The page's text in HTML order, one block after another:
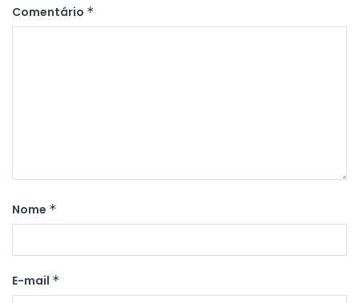
Comentário *
Nome *
E-mail *